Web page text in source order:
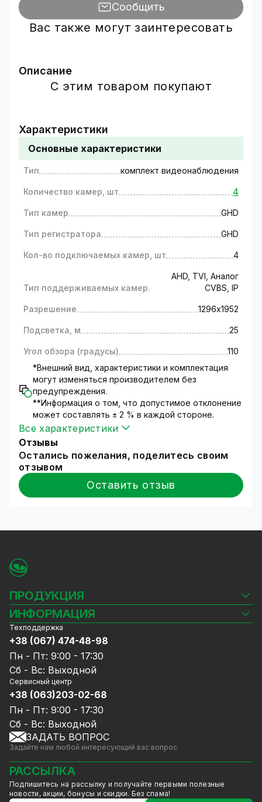
Сообщить
Вас также могут заинтересовать
Описание
Комплект видеонаблюдения для
Готовые комплекты
видеонаблюдения на 4 камеры в
одной коробке
Комплекты видеонаблюдения GreenVision –
эффективное решение для контроля
безопасности частного дома, офиса или дачи.
на 4 камеры в Украине: почему это
от модели) нижеобщих затрат, если вы
системы видеонаблюдения по отдельности.
100% совместимость всех элементов
видеонаблюдения, входящих в комплект,
что существенно экономит вам время на
поиски необходимого оборудования.
Возможность установить систему
видеонаблюдения своими руками.В
комплектацию входят все материалы и
приспособления, необходимые для
подключения и монтажа.
Простые и интуитивные настройки
встроенные в
меню регистратора. Интерфейс доступен на
приложения для удаленного доступа.ПО и
Для чего нужны системы
видеонаблюдения на 4 камеры?
Четыре камеры видеонаблюдения для
частного дома – это много или мало? Все
зависит от объектов, которые вы планируете
контролировать.
Одну камеру видеонаблюдения из комплекта
необходимо установить таким образом,
С этим товаром покупают
Характеристики
Основные характеристики
Тип комплект видеонаблюдения
Количество камер, шт 4
Тип камер GHD
Тип регистратора GHD
Кол-во подключаемых камер, шт 4
Тип поддерживаемых камер
AHD, TVI, Аналог
CVBS, IP
Разрешение 1296х1952
Подсветка, м 25
Угол обзора (градусы)
110
*Внешний вид, характеристики и комплектация
могут изменяться производителем без
предупреждения.
**Информация о том, что допустимое отклонение
может составлять ± 2 % в каждой стороне.
Все характеристики
Отзывы
Остались пожелания, поделитесь своим
отзывом
Оставить отзыв
ПРОДУКЦИЯ
Камеры видеонаблюдения
Видеорегистраторы
Комплекты видеонаблюдения
СКУД
Источники питания
Сетевое оборудование
Ноутбуки и компьютеры
Аксессуары
Акции
Уцененный товар
GreenVision скидки
Мерч от GreenVision
Товары для дома
Товары снятые с производства
ИНФОРМАЦИЯ
Блог
Доставка и оплата
Гарантия и Сервисное обслуживание
Политика конфиденциальности
Договор публичной оферты
Сотрудничество
Услуги
Калькулятор расчёта объёма HDD
Техподдержка
+38 (067) 474-48-98
Пн - Пт: 9:00 - 17:30
Сб - Вс: Выходной
Сервисный центр
+38 (063)203-02-68
Пн - Пт: 9:00 - 17:30
Сб - Вс: Выходной
ЗАДАТЬ ВОПРОС
Задайте нам любой интересующий вас вопрос.
РАССЫЛКА
Подпишитесь на рассылку и получайте первыми полезные
новости, акции, бонусы и скидки. Без спама!